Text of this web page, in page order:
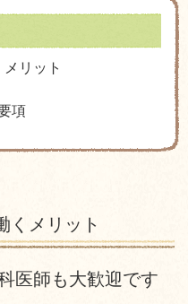
リット
項
くメリット
医師も大歓迎です